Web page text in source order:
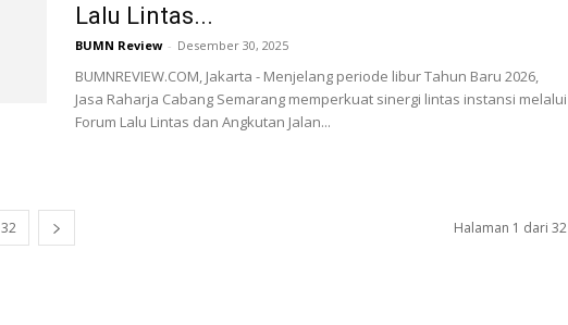
Lalu Lintas...
BUMN Review - Desember 30, 2025
BUMNREVIEW.COM, Jakarta - Menjelang periode libur Tahun Baru 2026,
Jasa Raharja Cabang Semarang memperkuat sinergi lintas instansi melalui
Forum Lalu Lintas dan Angkutan Jalan...
32 Halaman 1 dari 32